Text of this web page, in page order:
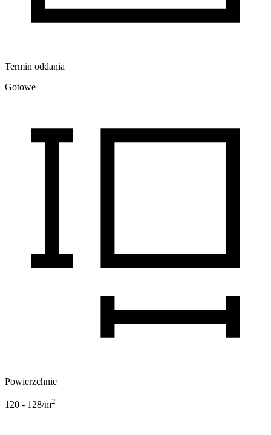
Termin oddania
Gotowe
Powierzchnie
120 - 128/m2